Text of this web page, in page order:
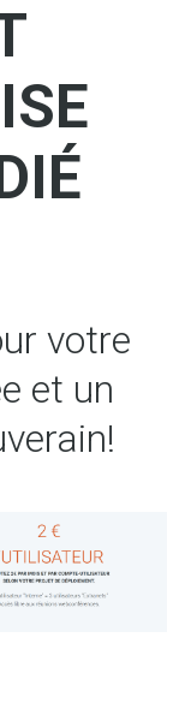
votre
et un